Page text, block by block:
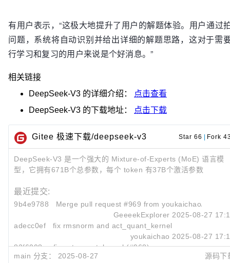
有用户表示，“这极大地提升了用户的解题体验。用户通过
问题，系统将自动识别并给出详细的解题思路，这对于需
行学习和复习的用户来说是个好消息。”
相关链接
DeepSeek-V3 的详细介绍：
点击查看
DeepSeek-V3 的下载地址： 点击下载
Gitee 极速下载/deepseek-v3 Star 66 Fork
DeepSeek-V3 是一个强大的 Mixture-of-Experts (MoE) 语言模
型，它拥有671B个总参数，每个 token 有37B个激活参数
最近提交:
9b4e9788
Merge pull request #969 from youkaichao/
GeeeekExplorer 2025-08-27
adecc0ef
fix rmsnorm and act_quant_kernel
youkaichao 2025-08-27
82f6008c
fix act_quant_kernel (#968)
2025-08-27
main 分支： 2025-08-27 源码下